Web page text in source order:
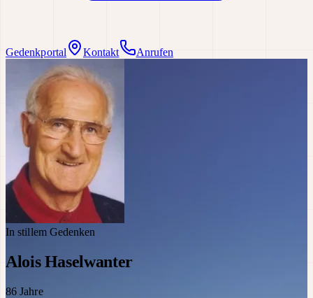
Gedenkportal Kontakt Anrufen
In stillem Gedenken
Alois Haselwanter
86 Jahre